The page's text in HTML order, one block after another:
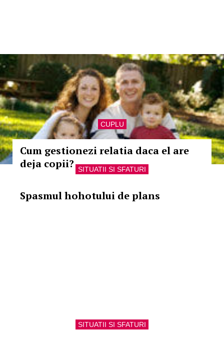
CUPLU
Cum gestionezi relatia daca el are
deja copii? SITUATII SI SFATURI
Spasmul hohotului de plans
SITUATII SI SFATURI